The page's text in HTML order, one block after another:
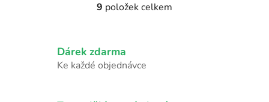
O
d
9 položek celkem
Dárek zdarma
Ke každé objednávce